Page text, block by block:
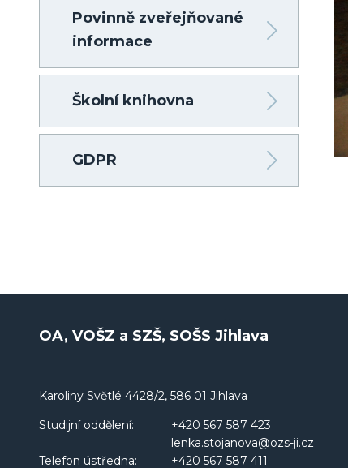
Povinně zveřejňované
informace
Školní knihovna
GDPR
OA, VOŠZ a SZŠ, SOŠS Jihlava
Karoliny Světlé 4428/2, 586 01 Jihlava
Studijní oddělení:
+420 567 587 423
lenka.stojanova@ozs-ji.cz
Telefon ústředna:
+420 567 587 411